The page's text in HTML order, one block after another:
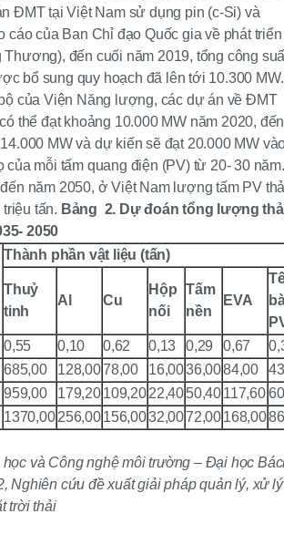
ĐMT tại Việt Nam sử dụng pin (c-Si) và
cáo của Ban Chỉ đạo Quốc gia về phát triển
đến cuối năm 2019, tổng công
bổ sung quy hoạch đã lên tới 10.300 MW.
của Viện Năng lượng, các dự án về ĐMT
thể đạt khoảng 10.000 MW năm 2020, đến
MW và dự kiến sẽ đạt 20.000 MW
của mỗi tấm quang điện (PV) từ 20- 30 năm.
năm 2050, ở Việt Nam lượng tấm PV
tấn. Bảng 2. Dự đoán tổng lượng
2050
Thành phần vật liệu (tấn)
Thuỷ
tinh
Al Cu
Hộp
nối
Tấm
nền
EVA
0,55 0,10 0,62 0,13 0,29 0,67
685,00 128,0078,00 16,0036,0084,00
959,00 179,20109,2022,4050,40117,60
1370,00256,00156,0032,0072,00168,00
và Công nghệ môi trường – Đại học
Nghiên cứu đề xuất giải pháp quản lý, xử lý
trời thải